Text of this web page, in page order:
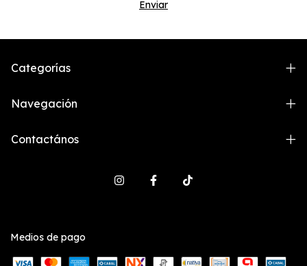
Categorías
Navegación
Contactános
Medios de pago